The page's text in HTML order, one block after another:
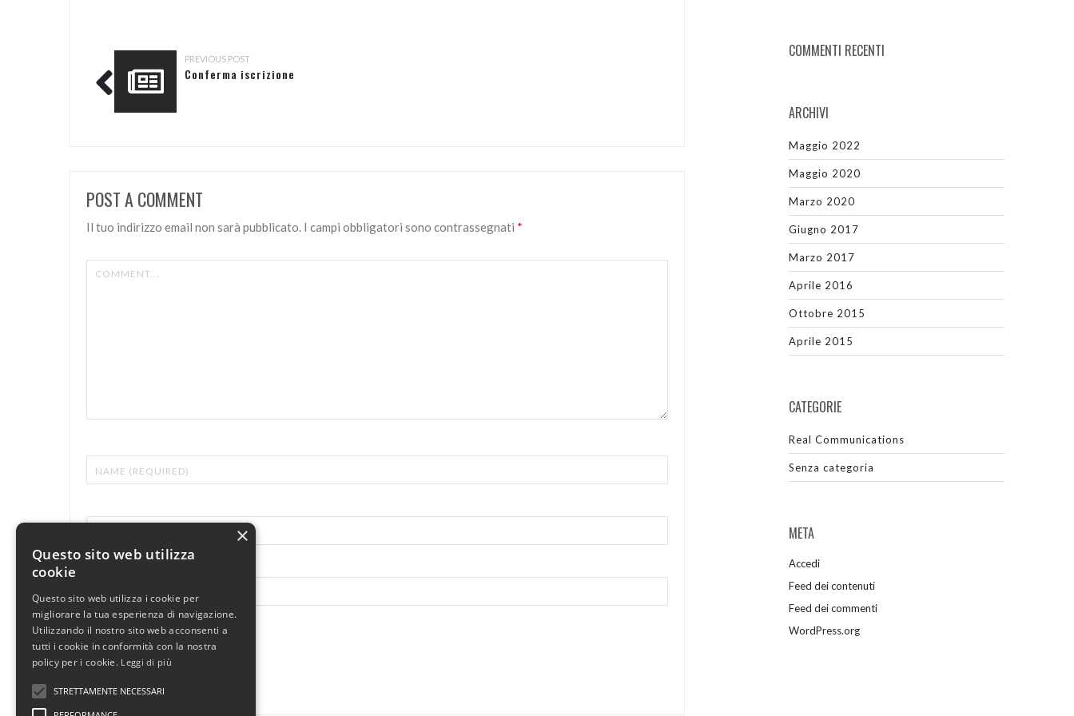
PREVIOUS POST
Conferma iscrizione
POST A COMMENT
Il tuo indirizzo email non sarà pubblicato. I campi obbligatori sono contrassegnati *
COMMENTI RECENTI
ARCHIVI
Maggio 2022
Maggio 2020
Marzo 2020
Giugno 2017
Marzo 2017
Aprile 2016
Ottobre 2015
Aprile 2015
CATEGORIE
Real Communications
Senza categoria
META
Accedi
Feed dei contenuti
Feed dei commenti
WordPress.org
×
Questo sito web utilizza
cookie
Questo sito web utilizza i cookie per
migliorare la tua esperienza di navigazione.
Utilizzando il nostro sito web acconsenti a
tutti i cookie in conformità con la nostra
policy per i cookie. Leggi di più
STRETTAMENTE NECESSARI